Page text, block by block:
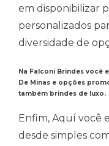
em disponibilizar
personalizados
diversidade de
Na Falconi Brindes você
De Minas e opções
também brindes de luxo.
Enfim, Aquí você
desde simples